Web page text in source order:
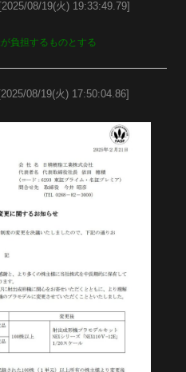
[2025/08/19(火) 19:33:49.79]
負担するものとする
[2025/08/19(火) 17:50:04.86]